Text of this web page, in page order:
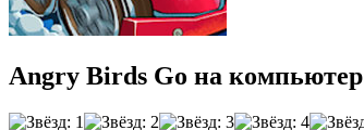
Angry Birds Go на компьютер